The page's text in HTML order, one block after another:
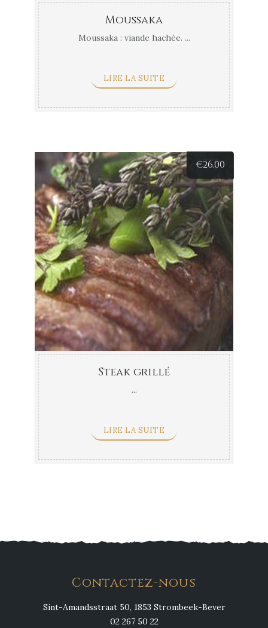
Moussaka
Moussaka : viande hachée. ...
LIRE LA SUITE
€26,00
Steak grillé
...
LIRE LA SUITE
Contactez-nous
Sint-Amandsstraat 50, 1853 Strombeek-Bever
02 267 50 22